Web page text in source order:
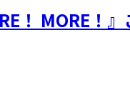
！ MORE！